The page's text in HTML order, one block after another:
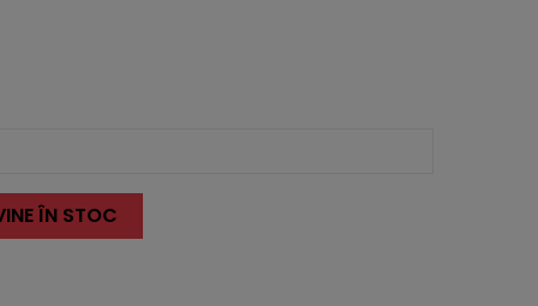
ÎN STOC